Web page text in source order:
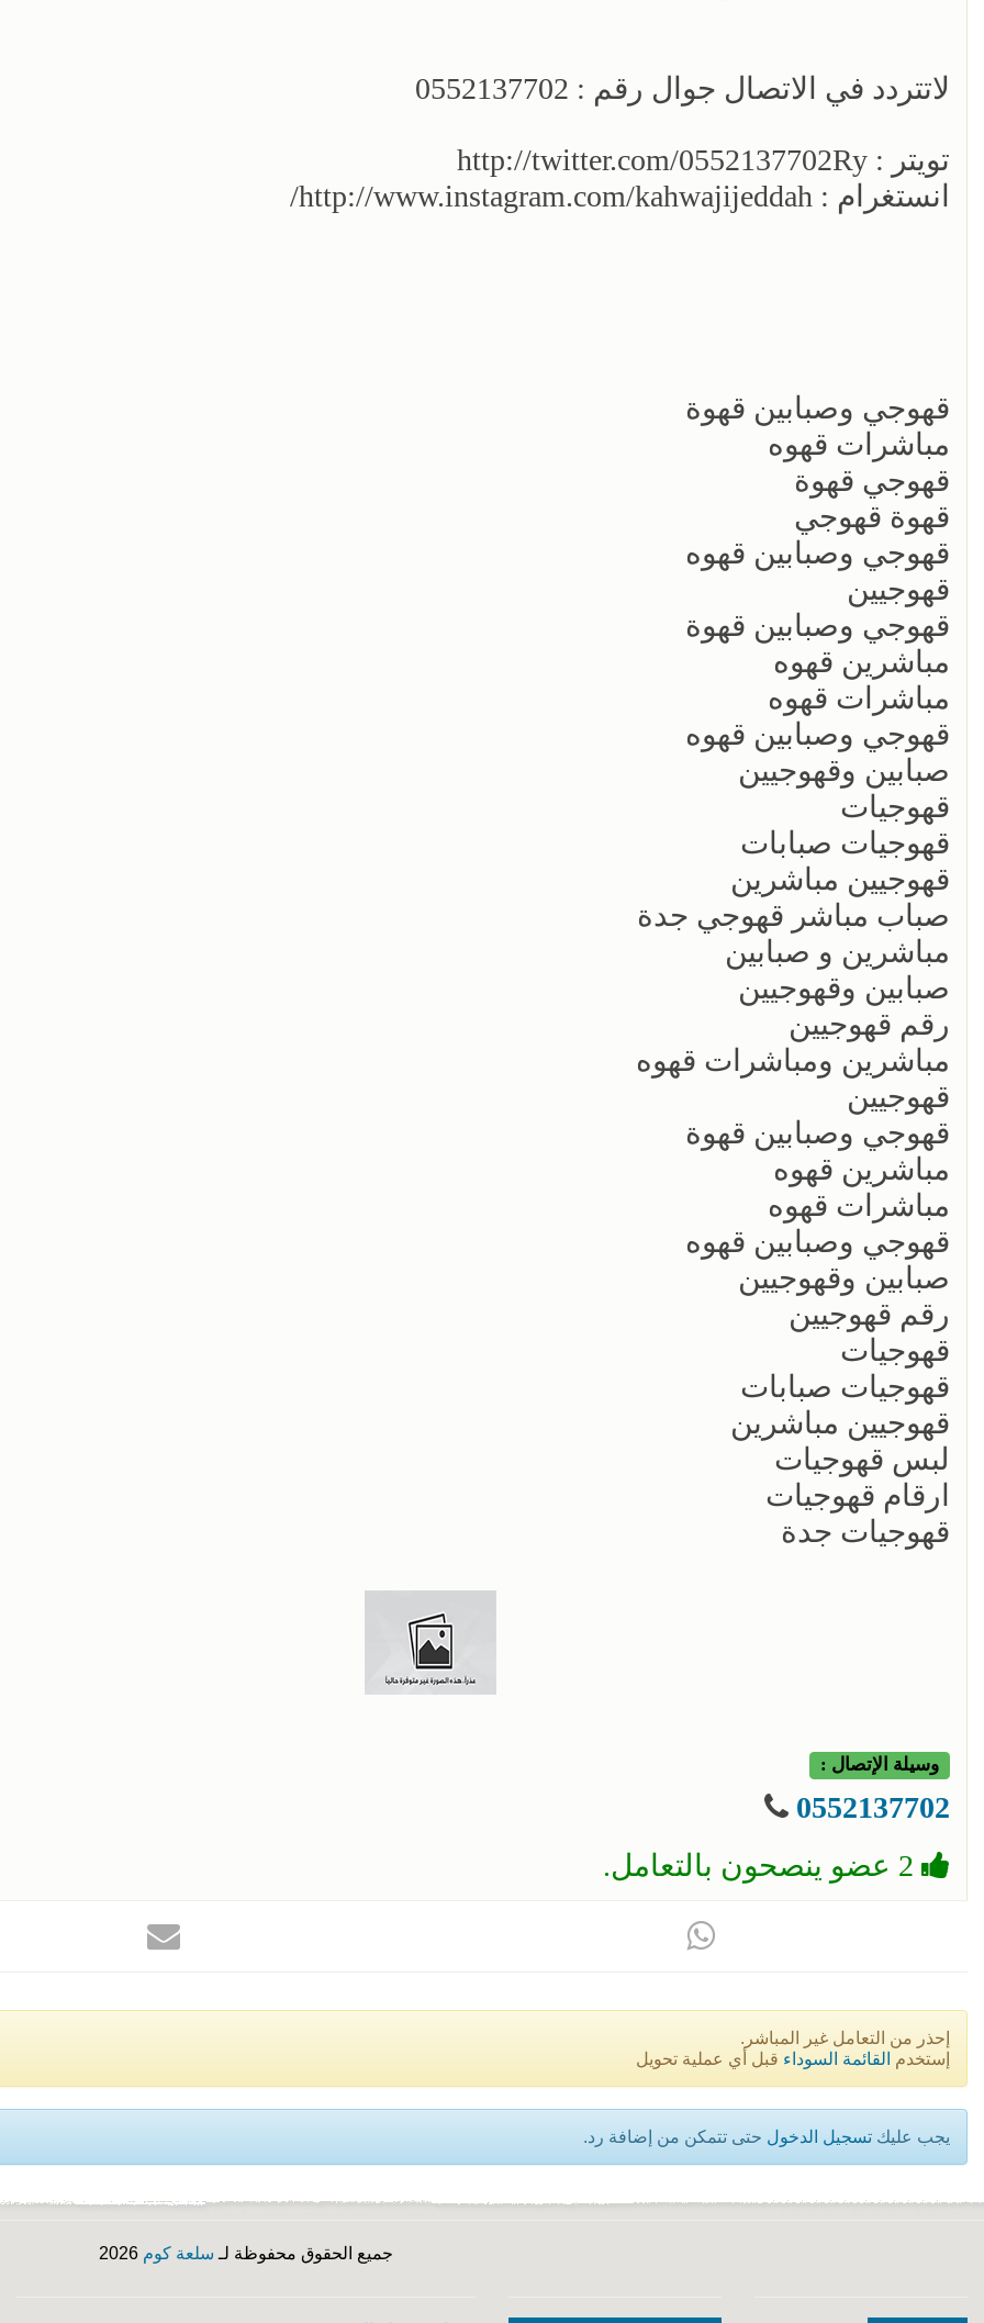
لاتتردد في الاتصال جوال رقم : 0552137702
تويتر : http://twitter.com/0552137702Ry
انستغرام : http://www.instagram.com/kahwajijeddah/
قهوجي وصبابين قهوة
مباشرات قهوه
قهوجي قهوة
قهوة قهوجي
قهوجي وصبابين قهوه
قهوجيين
قهوجي وصبابين قهوة
مباشرين قهوه
مباشرات قهوه
قهوجي وصبابين قهوه
صبابين وقهوجيين
قهوجيات
قهوجيات صبابات
قهوجيين مباشرين
صباب مباشر قهوجي جدة
مباشرين و صبابين
صبابين وقهوجيين
رقم قهوجيين
مباشرين ومباشرات قهوه
قهوجيين
قهوجي وصبابين قهوة
مباشرين قهوه
مباشرات قهوه
قهوجي وصبابين قهوه
صبابين وقهوجيين
رقم قهوجيين
قهوجيات
قهوجيات صبابات
قهوجيين مباشرين
لبس قهوجيات
ارقام قهوجيات
قهوجيات جدة
وسيلة الإتصال :
0552137702
إحذر من التعامل غير المباشر.
إستخدم القائمة السوداء قبل أي عملية تحويل
يجب عليك تسجيل الدخول حتى تتمكن من إضافة رد.
جميع الحقوق محفوظة لـ سلعة كوم